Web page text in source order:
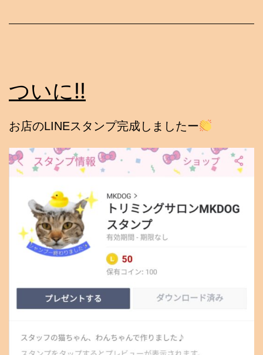
ついに!!
お店のLINEスタンプ完成しましたー